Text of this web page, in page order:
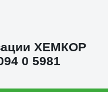
ХЕМКОР
0 5981